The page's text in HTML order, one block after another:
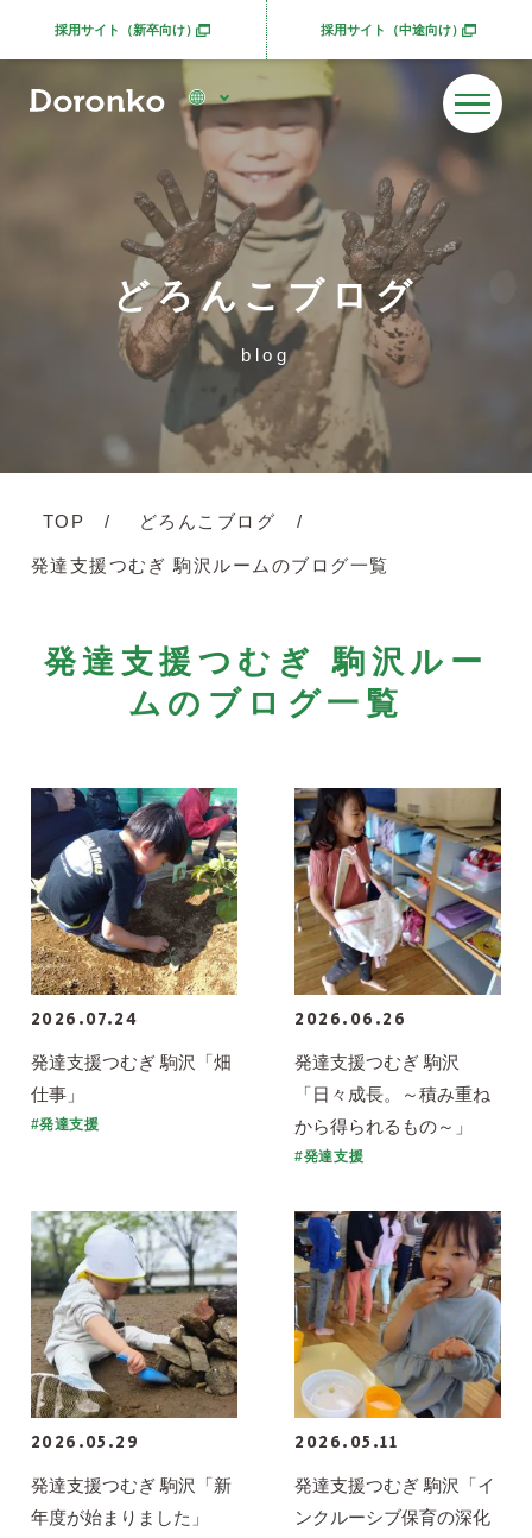
採用サイト（新卒向け）別ウィンドウで開きます 採用サイト（中途向け）別ウィンドウで開きま
どろんこブログ
blog
TOP どろんこブログ
発達支援つむぎ 駒沢ルームのブログ一覧
発達支援つむぎ 駒沢ルー
ムのブログ一覧
2026.07.24
発達支援つむぎ 駒沢「畑
仕事」
#発達支援
2026.06.26
発達支援つむぎ 駒沢
「日々成長。～積み重ね
から得られるもの～」
#発達支援
2026.05.29
発達支援つむぎ 駒沢「新
年度が始まりました」
2026.05.11
発達支援つむぎ 駒沢「イ
ンクルーシブ保育の深化